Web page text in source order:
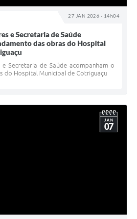
27 JAN 2026 - 14h04
e Secretaria de Saúde
das obras do Hospital
Secretaria de Saúde acompanham o
do Hospital Municipal de Cotriguaçu
JAN
07